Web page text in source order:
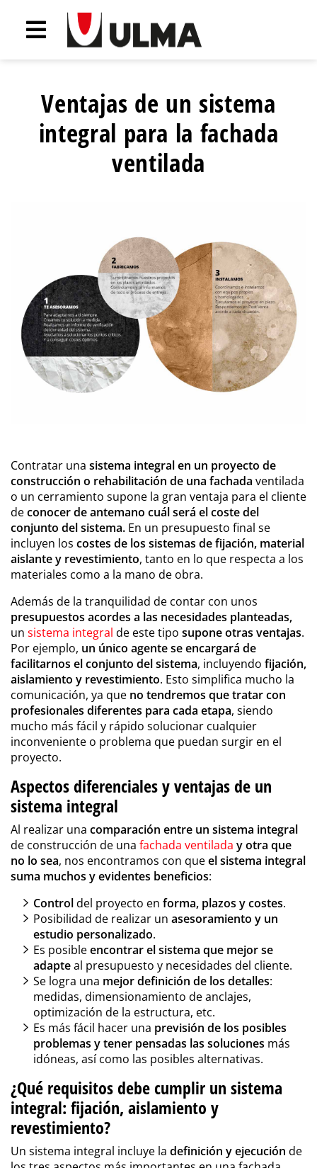
Ventajas de un sistema
integral para la fachada
ventilada
Contratar una sistema integral en un proyecto de
construcción o rehabilitación de una fachada ventilada
o un cerramiento supone la gran ventaja para el cliente
deconocer de antemano cuál será el coste del
conjunto del sistema. En un presupuesto final se
incluyen los costes de los sistemas de fijación, material
aislante y revestimiento, tanto en lo que respecta a los
materiales como a la mano de obra.
Además de la tranquilidad de contar con unos
presupuestos acordes a las necesidades planteadas,
un sistema integral de este tipo supone otras ventajas.
Por ejemplo, un único agente se encargará de
facilitarnos el conjunto del sistema, incluyendo fijación,
aislamiento y revestimiento. Esto simplifica mucho la
comunicación, ya que no tendremos que tratar con
profesionales diferentes para cada etapa, siendo
mucho más fácil y rápido solucionar cualquier
inconveniente o problema que puedan surgir en el
proyecto.
Aspectos diferenciales y ventajas de un
sistema integral
Al realizar una comparación entre un sistema integral
de construcción de una fachada ventilada y otra que
no lo sea, nos encontramos con queel sistema integral
suma muchos y evidentes beneficios:
Controldel proyecto en forma, plazos y costes.
Posibilidad de realizar un asesoramiento y un
estudio personalizado.
Es posibleencontrar el sistema que mejor se
adapteal presupuesto y necesidades del cliente.
Se logra una mejor definición de los detalles:
medidas, dimensionamiento de anclajes,
optimización de la estructura, etc.
Es más fácil hacer una previsión de los posibles
problemas y tener pensadas las soluciones más
idóneas, así como las posibles alternativas.
¿Qué requisitos debe cumplir un sistema
integral: fijación, aislamiento y
revestimiento?
Un sistema integral incluye la definición y ejecución de